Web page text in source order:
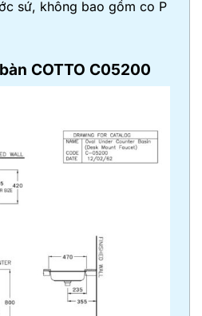
sứ, không bao gồm co P
COTTO C05200